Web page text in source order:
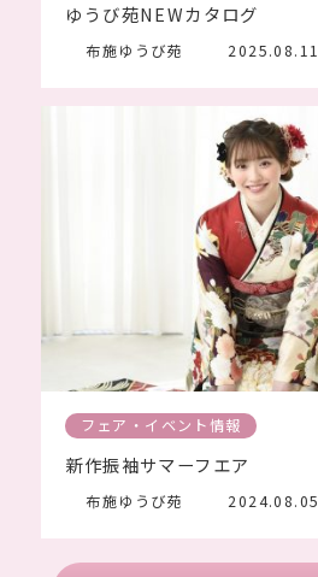
ゆうび苑NEWカタログ
布施ゆうび苑 2025.08.11
フェア・イベント情報
新作振袖サマーフエア
布施ゆうび苑 2024.08.05